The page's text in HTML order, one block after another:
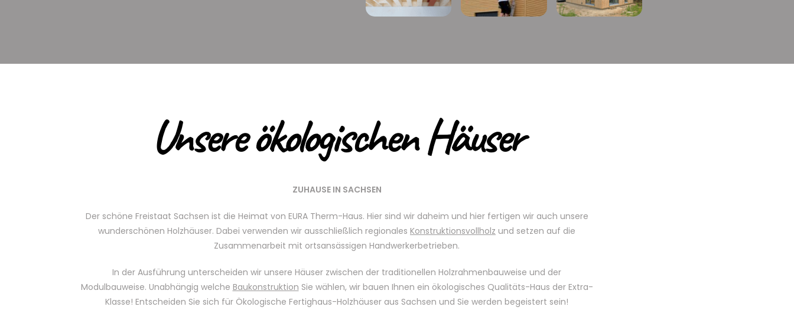
Unsere ökologischen Häuser
ZUHAUSE IN SACHSEN
Der schöne Freistaat Sachsen ist die Heimat von EURA Therm-Haus. Hier sind wir daheim und hier fertigen wir auch unsere
wunderschönen Holzhäuser. Dabei verwenden wir ausschließlich regionales Konstruktionsvollholz und setzen auf die
Zusammenarbeit mit ortsansässigen Handwerkerbetrieben.
In der Ausführung unterscheiden wir unsere Häuser zwischen der traditionellen Holzrahmenbauweise und der
Modulbauweise. Unabhängig welche Baukonstruktion Sie wählen, wir bauen Ihnen ein ökologisches Qualitäts-Haus der Extra-
Klasse! Entscheiden Sie sich für Ökologische Fertighaus-Holzhäuser aus Sachsen und Sie werden begeistert sein!